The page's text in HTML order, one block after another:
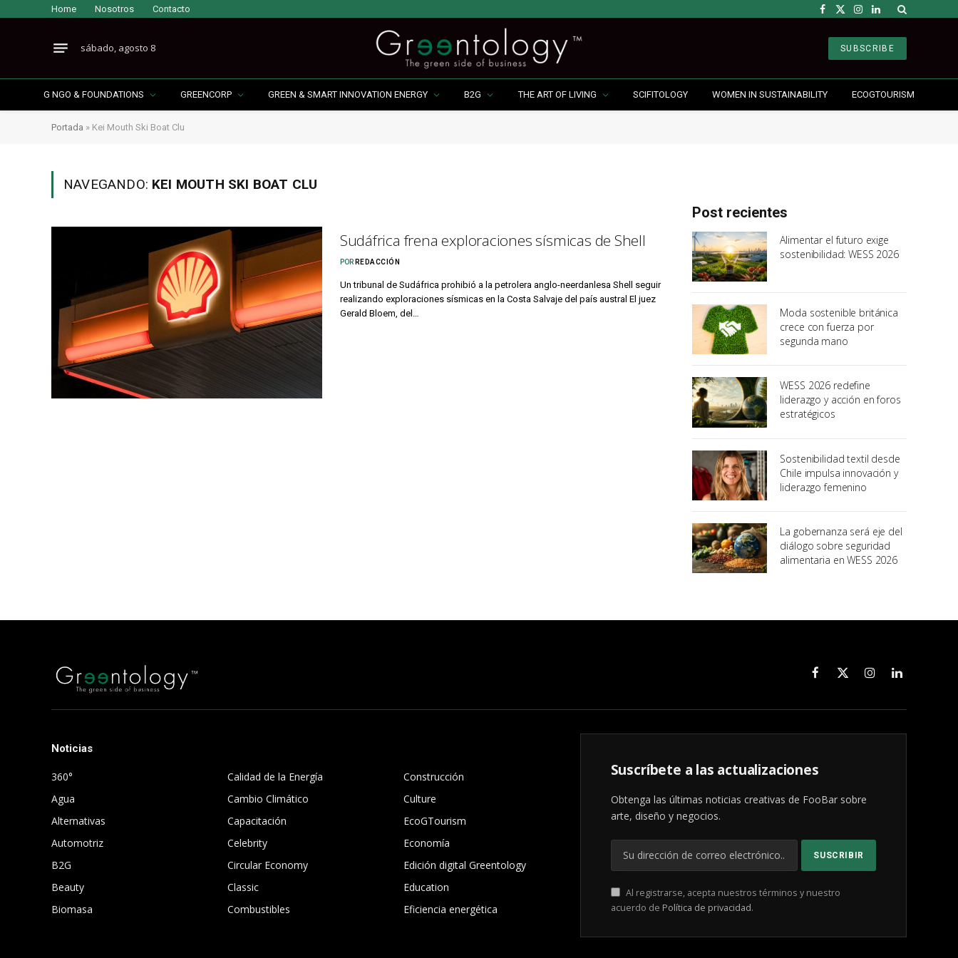
Home Nosotros Contacto Facebook
X
Instagram
LinkedIn
sábado, agosto 8 SUBSCRIBE
G NGO & FOUNDATIONS GREENCORP GREEN & SMART INNOVATION ENERGY B2G THE ART OF LIVING SCIFITOLOGY WOMEN IN SUSTAINABILITY ECOGTOURISM
Portada » Kei Mouth Ski Boat Clu
NAVEGANDO: KEI MOUTH SKI BOAT CLU
Sudáfrica frena exploraciones sísmicas de Shell
POR REDACCIÓN
Un tribunal de Sudáfrica prohibió a la petrolera anglo-neerdanlesa Shell seguir
realizando exploraciones sísmicas en la Costa Salvaje del país austral El juez
Gerald Bloem, del…
Post recientes
Alimentar el futuro exige
sostenibilidad: WESS 2026
Moda sostenible británica
crece con fuerza por
segunda mano
WESS 2026 redefine
liderazgo y acción en foros
estratégicos
Sostenibilidad textil desde
Chile impulsa innovación y
liderazgo femenino
La gobernanza será eje del
diálogo sobre seguridad
alimentaria en WESS 2026
Facebook
X
InstagramLinkedIn
Noticias
360°
Agua
Alternativas
Automotriz
B2G
Beauty
Biomasa
Calidad de la Energía
Cambio Climático
Capacitación
Celebrity
Circular Economy
Classic
Combustibles
Construcción
Culture
EcoGTourism
Economía
Edición digital Greentology
Education
Eficiencia energética
Suscríbete a las actualizaciones
Obtenga las últimas noticias creativas de FooBar sobre
arte, diseño y negocios.
Al registrarse, acepta nuestros términos y nuestro
acuerdo de Política de privacidad.